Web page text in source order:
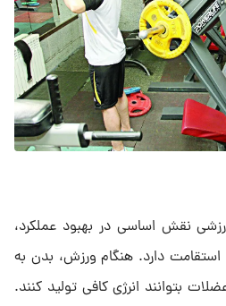
نقش اساسی در بهبود عملکرد،
دارد. هنگام ورزش، بدن به
بتوانند انرژی کافی تولید کنند.